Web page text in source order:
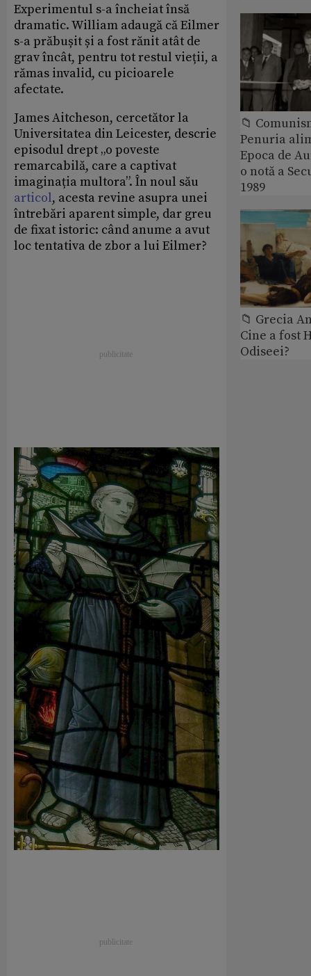
Experimentul s-a încheiat însă
dramatic. William adaugă că Eilmer
s-a prăbușit și a fost rănit atât de
grav încât, pentru tot restul vieții, a
rămas invalid, cu picioarele
afectate.
James Aitcheson, cercetător la
Universitatea din Leicester, descrie
episodul drept „o poveste
remarcabilă, care a captivat
imaginația multora”. În noul său
articol, acesta revine asupra unei
întrebări aparent simple, dar greu
de fixat istoric: când anume a avut
loc tentativa de zbor a lui Eilmer?
📁
Penuria
Epoca de
o notă a
1989
📁 Grecia
Cine a fost
Odiseei?